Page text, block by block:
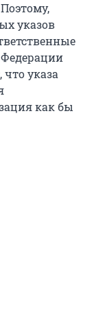
указов
Федерации
что указа
как бы